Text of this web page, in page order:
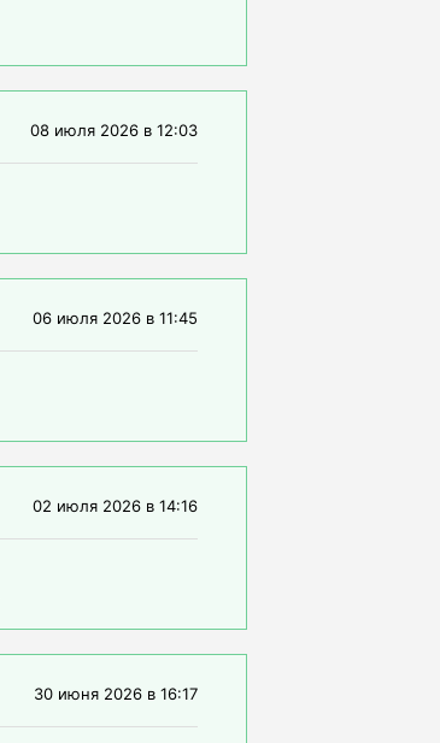
08 июля 2026 в 12:03
06 июля 2026 в 11:45
02 июля 2026 в 14:16
30 июня 2026 в 16:17